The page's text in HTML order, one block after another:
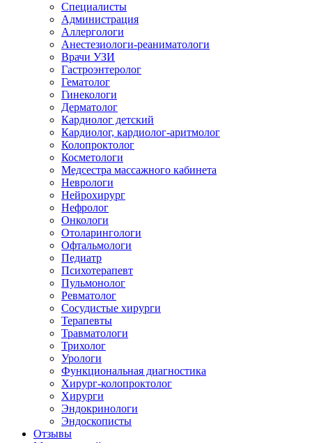
Специалисты
Администрация
Аллергологи
Анестезиологи-реаниматологи
Врачи УЗИ
Гастроэнтеролог
Гематолог
Гинекологи
Дерматолог
Кардиолог детский
Кардиолог, кардиолог-аритмолог
Колопроктолог
Косметологи
Медсестра массажного кабинета
Неврологи
Нейрохирург
Нефролог
Онкологи
Отоларингологи
Офтальмологи
Педиатр
Психотерапевт
Пульмонолог
Ревматолог
Сосудистые хирурги
Терапевты
Травматологи
Трихолог
Урологи
Функциональная диагностика
Хирург-колопроктолог
Хирурги
Эндокринологи
Эндоскописты
Отзывы